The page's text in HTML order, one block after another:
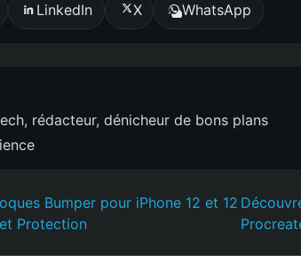
LinkedIn X WhatsApp
rédacteur, dénicheur de bons plans
Bumper pour iPhone 12 et 12
Protection